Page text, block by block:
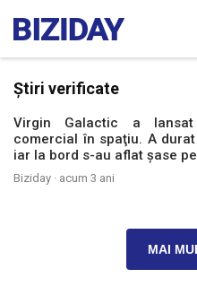
Știri verificate
Virgin Galactic a
comercial în spaţiu. A
iar la bord s-au aflat şase
Biziday · acum 3 ani
MAI